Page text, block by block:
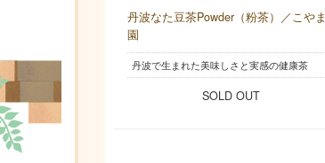
丹波なた豆茶Powder（粉茶）／こやま
園
丹波で生まれた美味しさと実感の健康茶
SOLD OUT